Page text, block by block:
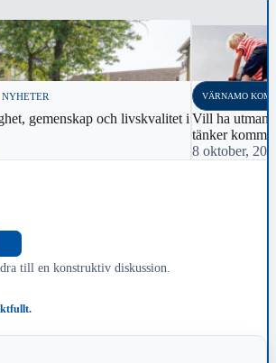
NYHETER
gemenskap och livskvalitet i
VÄRNAMO
Vill ha
tänker
8 oktober,
till en konstruktiv diskussion.